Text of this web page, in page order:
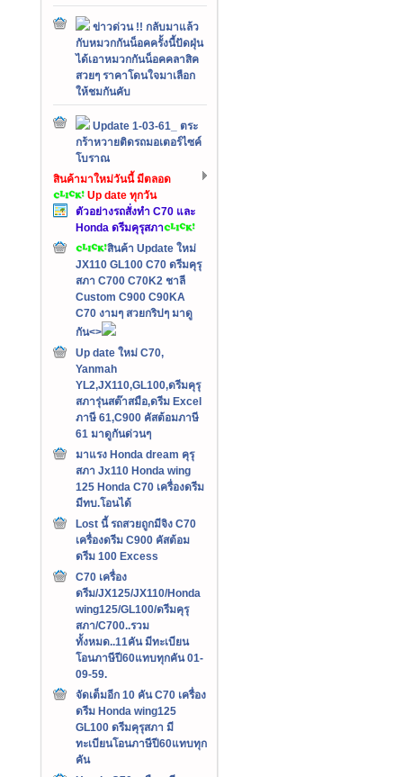
ข่าวด่วน !! กลับมาแล้ว
กับหมวกกันน็อคครั้งนี้ปัดฝุ่น
ได้เอาหมวกกันน็อคคลาสิค
สวยๆ ราคาโดนใจมาเลือก
ให้ชมกันคับ
Update 1-03-61_ ตระ
กร้าหวายติดรถมอเตอร์ไซค์
โบราณ
สินค้ามาใหม่วันนี้ มีตลอด
Up date ทุกวัน
ตัวอย่างรถสั่งทำ C70 และ
Honda ดรีมคุรุสภา
สินค้า Update ใหม่
JX110 GL100 C70 ดรีมคุรุ
สภา C700 C70K2 ชาลี
Custom C900 C90KA
C70 งามๆ สวยกริปๆ มาดู
กัน<>
Up date ใหม่ C70,
Yanmah
YL2,JX110,GL100,ดรีมคุรุ
สภารุ่นสต๊าสมือ,ดรีม Excel
ภาษี 61,C900 คัสต้อมภาษี
61 มาดูกันด่วนๆ
มาแรง Honda dream คุรุ
สภา Jx110 Honda wing
125 Honda C70 เครื่องดรีม
มีทบ.โอนได้
Lost นี้ รถสวยถูกมีจิง C70
เครื่องดรีม C900 คัสต้อม
ดรีม 100 Excess
C70 เครื่อง
ดรีม/JX125/JX110/Honda
wing125/GL100/ดรีมคุรุ
สภา/C700..รวม
ทั้งหมด..11คัน มีทะเบียน
โอนภาษีปี60แทบทุกคัน 01-
09-59.
จัดเต็มอีก 10 คัน C70 เครื่อง
ดรีม Honda wing125
GL100 ดรีมคุรุสภา มี
ทะเบียนโอนภาษีปี60แทบทุก
คัน